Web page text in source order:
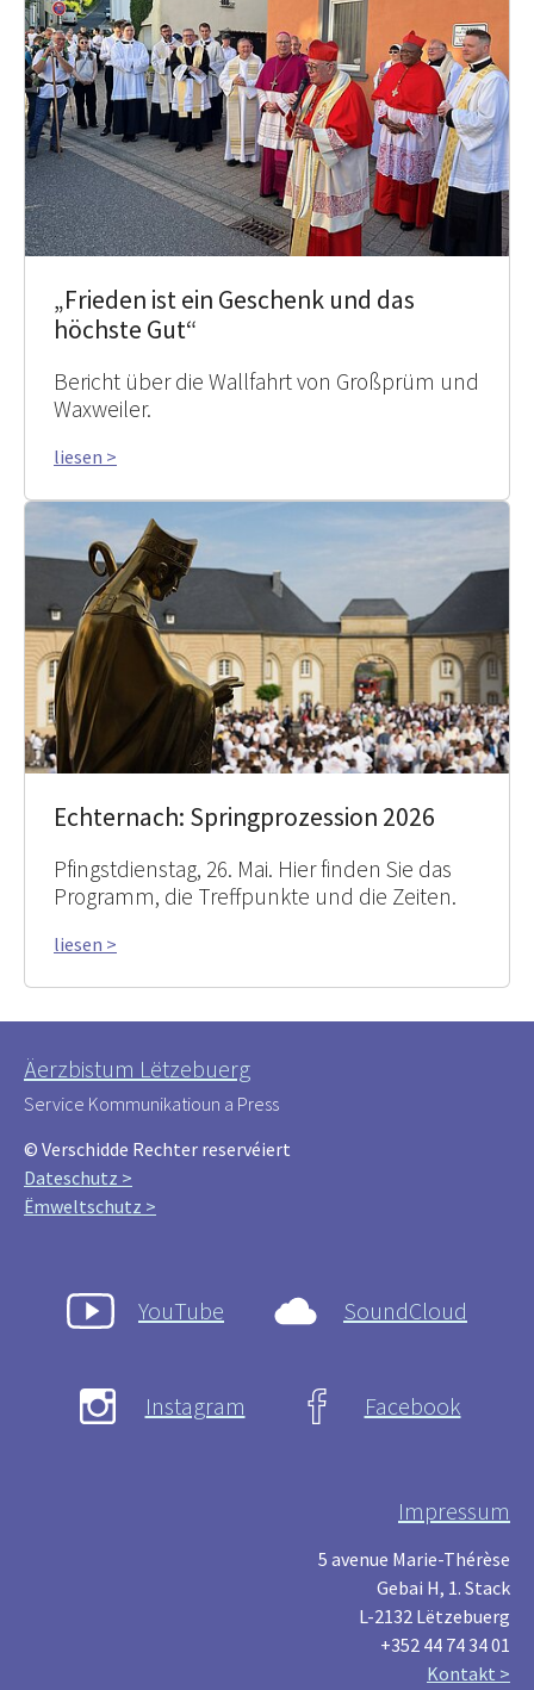
„Frieden ist ein Geschenk und das
höchste Gut“
Bericht über die Wallfahrt von Großprüm und
Waxweiler.
liesen >
Echternach: Springprozession 2026
Pfingstdienstag, 26. Mai. Hier finden Sie das
Programm, die Treffpunkte und die Zeiten.
liesen >
Äerzbistum Lëtzebuerg
Service Kommunikatioun a Press
© Verschidde Rechter reservéiert
Dateschutz >
Ëmweltschutz >
YouTube SoundCloud
Instagram Facebook
Impressum
5 avenue Marie-Thérèse
Gebai H, 1. Stack
L-2132 Lëtzebuerg
+352 44 74 34 01
Kontakt >